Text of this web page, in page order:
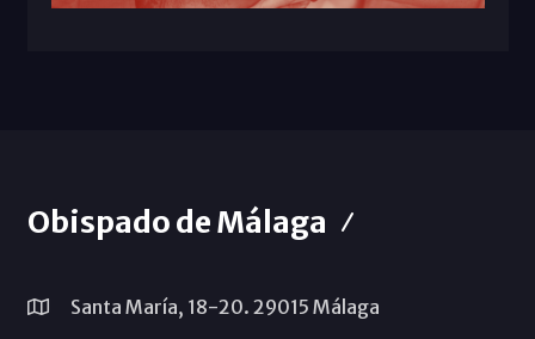
Obispado de Málaga
Santa María, 18-20. 29015 Málaga